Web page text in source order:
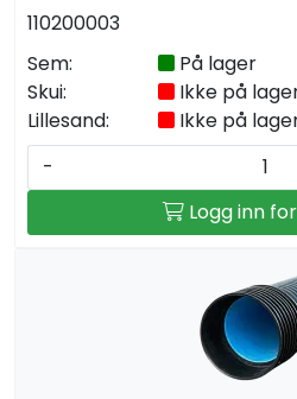
110200003
Sem:
På lager
Skui:
Ikke på
Lillesand:
Ikke på
-
Logg inn